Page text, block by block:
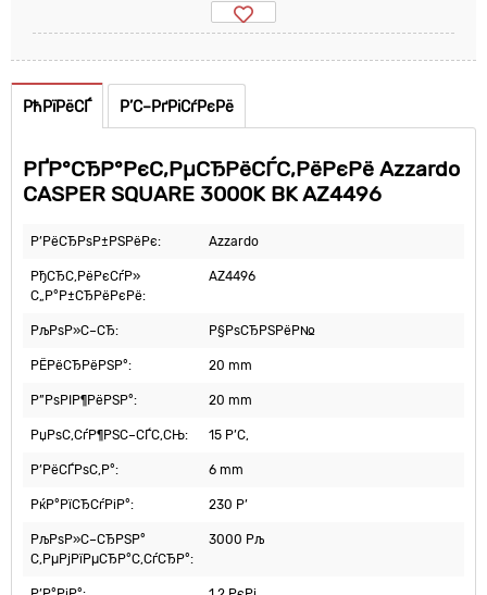
РћРїРёСЃ Р’С–РґРіСѓРєРё
РҐР°СЂР°РєС‚РµСЂРёСЃС‚РёРєРё Azzardo
CASPER SQUARE 3000K BK AZ4496
Р’РёСЂРѕР±РЅРёРє: Azzardo
РђСЂС‚РёРєСѓР»
С„Р°Р±СЂРёРєРё:
AZ4496
РљРѕР»С–СЂ: Р§РѕСЂРЅРёР№
РЁРёСЂРёРЅР°: 20 mm
Р”РѕРІР¶РёРЅР°: 20 mm
РџРѕС‚СѓР¶РЅС–СЃС‚СЊ: 15 Р’С‚
Р’РёСЃРѕС‚Р°: 6 mm
РќР°РїСЂСѓРіР°: 230 Р’
РљРѕР»С–СЂРЅР°
С‚РµРјРїРµСЂР°С‚СѓСЂР°:
3000 Рљ